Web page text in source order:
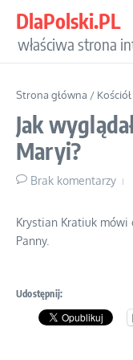
DlaPolski.PL
właściwa strona
Strona główna / Kościół
Jak
Maryi?
Brak komentarzy
Krystian Kratiuk
Panny.
Udostępnij: